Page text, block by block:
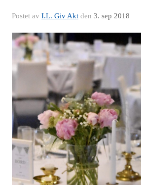
Postet av I.L. Giv Akt den 3. sep 2018